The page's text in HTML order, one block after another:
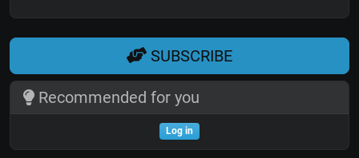
SUBSCRIBE
Recommended for you
Log in